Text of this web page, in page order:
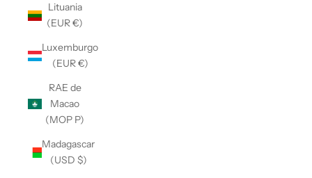
Lituania
(EUR €)
Luxemburgo
(EUR €)
RAE de
Macao
(MOP P)
Madagascar
(USD $)